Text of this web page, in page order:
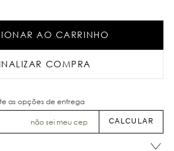
AO CARRINHO
COMPRA
não sei meu cep